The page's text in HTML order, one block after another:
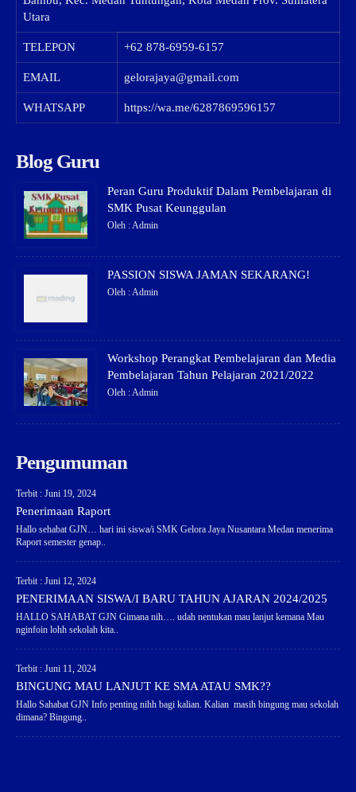
Utara
TELEPON +62 878-6959-6157
EMAIL gelorajaya@gmail.com
WHATSAPP https://wa.me/6287869596157
Blog Guru
Peran Guru Produktif Dalam Pembelajaran di
SMK Pusat Keunggulan
Oleh : Admin
PASSION SISWA JAMAN SEKARANG!
Oleh : Admin
Workshop Perangkat Pembelajaran dan Media
Pembelajaran Tahun Pelajaran 2021/2022
Oleh : Admin
Pengumuman
Terbit : Juni 19, 2024
Penerimaan Raport
Hallo sehabat GJN… hari ini siswa/i SMK Gelora Jaya Nusantara Medan menerima
Raport semester genap..
Terbit : Juni 12, 2024
PENERIMAAN SISWA/I BARU TAHUN AJARAN 2024/2025
HALLO SAHABAT GJN Gimana nih…. udah nentukan mau lanjut kemana Mau
nginfoin lohh sekolah kita..
Terbit : Juni 11, 2024
BINGUNG MAU LANJUT KE SMA ATAU SMK??
Hallo Sahabat GJN Info penting nihh bagi kalian. Kalian masih bingung mau sekolah
dimana? Bingung..